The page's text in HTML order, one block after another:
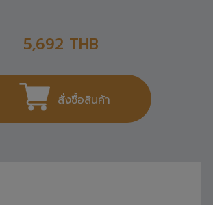
5,692 THB
สั่งซื้อสินค้า